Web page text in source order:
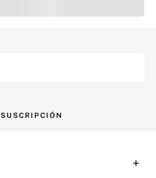
SUSCRIPCIÓN
+